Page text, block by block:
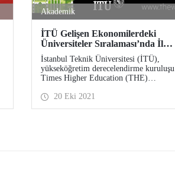
Akademik
İTÜ Gelişen Ekonomilerdeki
Üniversiteler Sıralaması’nda İlk
100’de
İstanbul Teknik Üniversitesi (İTÜ),
yükseköğretim derecelendirme kuruluşu
Times Higher Education (THE)
Ekonomilerdeki Üniversiteler
Sıralaması”nda Türkiye’de ilk 100’e
20 Eki 2021